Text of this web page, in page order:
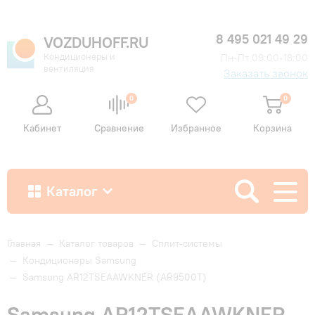
VOZDUHOFF.RU
Кондиционеры и
вентиляция
8 495 021 49 29
Заказать звонок
Кабинет
0
Сравнение Избранное
0
Корзина
Каталог
Как купить
Доставка и оплата
Главная — Каталог товаров — Сплит-системы
— Кондиционеры Samsung
— Samsung AR12TSEAAWKNER (AR9500T)